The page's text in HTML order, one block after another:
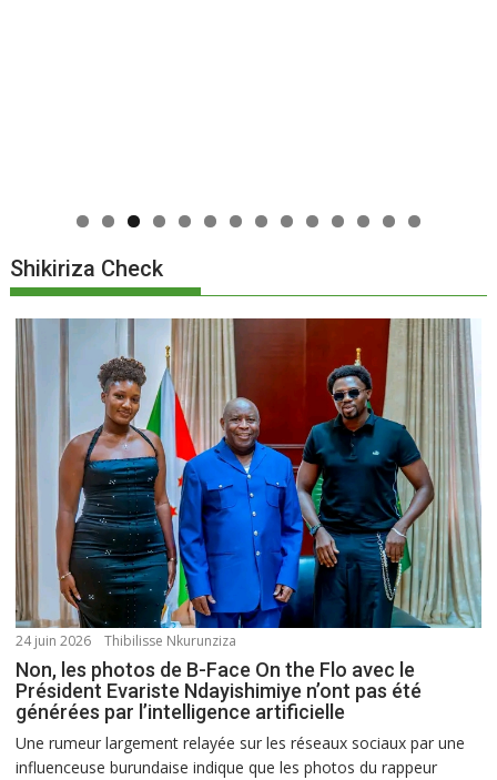
0 1 2 3 4
Shikiriza Check
24 juin 2026 Thibilisse Nkurunziza
Non, les photos de B-Face On the Flo avec le
Président Evariste Ndayishimiye n’ont pas été
générées par l’intelligence artificielle
Une rumeur largement relayée sur les réseaux sociaux par une
influenceuse burundaise indique que les photos du rappeur